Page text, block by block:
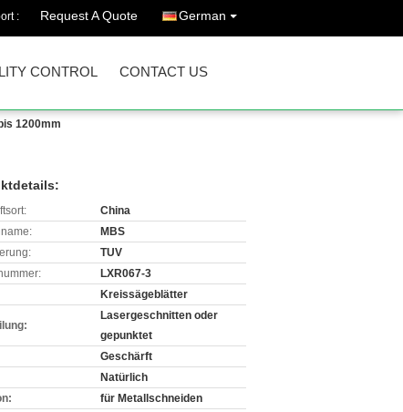
: Request A Quote German
CONTROL CONTACT US
1200mm
China
MBS
TUV
LXR067-3
Kreissägeblätter
Lasergeschnitten oder
gepunktet
Geschärft
Natürlich
für Metallschneiden